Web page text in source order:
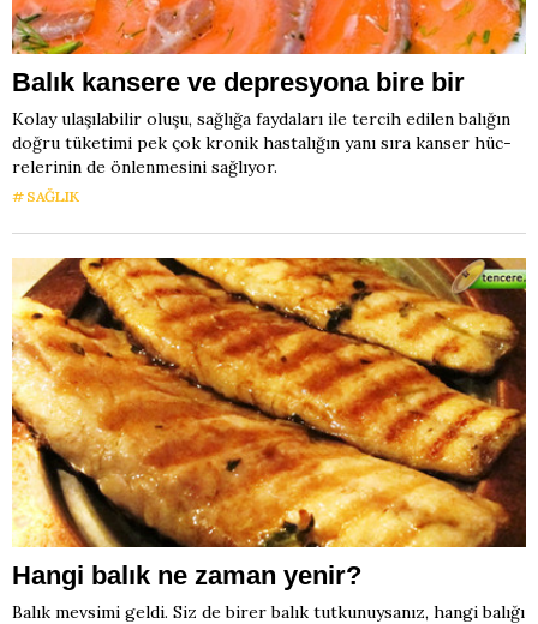
Balık kansere ve depresyona bire bir
Ko­lay ula­şı­la­bi­lir olu­şu, sağ­lı­ğa fay­da­la­rı ile ter­cih edi­len ba­lı­ğın
doğ­ru tü­ke­ti­mi pek çok kro­nik has­ta­lı­ğın ya­nı sı­ra kan­ser hüc­
re­le­ri­nin de ön­len­me­si­ni sağlı­yor.
SAĞLIK
Hangi balık ne zaman yenir?
Balık mevsimi geldi. Siz de birer balık tutkunuysanız, hangi balığı